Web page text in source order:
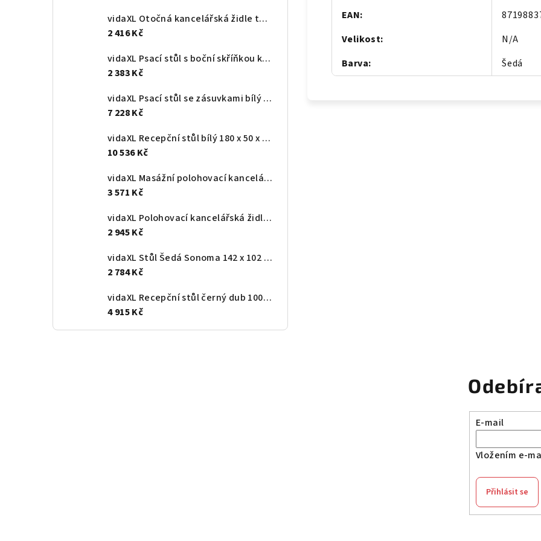
vidaXL Otočná kancelářská židle tmavě zelená textil
2 416 Kč
vidaXL Psací stůl s boční skříňkou kouřový dub kompozitní dřevo
2 383 Kč
vidaXL Psací stůl se zásuvkami bílý 117 x 57 x 75 cm recyklované dřevo
7 228 Kč
vidaXL Recepční stůl bílý 180 x 50 x 103,5 cm, z umělého dřeva
10 536 Kč
vidaXL Masážní polohovací kancelářské křeslo světle šedé textil
3 571 Kč
vidaXL Polohovací kancelářská židle hnědá textil
2 945 Kč
vidaXL Stůl Šedá Sonoma 142 x 102 x 73 cm Kompozitní dřevo
2 784 Kč
vidaXL Recepční stůl černý dub 100 x 50 x 103,5 cm, konstrukční dřevo
4 915 Kč
EAN:
Velikost:
N/A
Barva: Šedá
E-mail
Vložením e-
Přihlásit se